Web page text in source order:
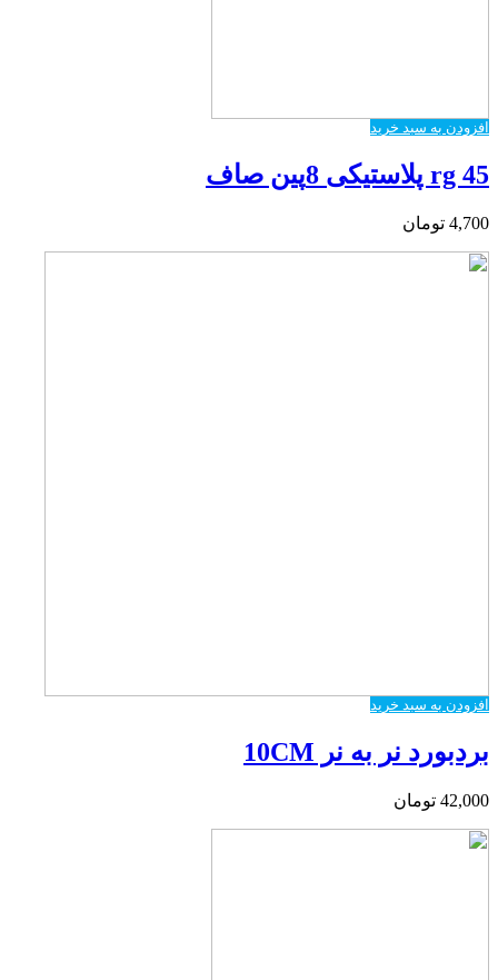
افزودن به سبد خرید
rg 45 پلاستیکی 8پین صاف
4,700 تومان
افزودن به سبد خرید
بردبورد نر به نر 10CM
42,000 تومان